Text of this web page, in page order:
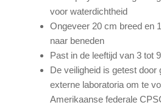
voor waterdichtheid
Ongeveer 20 cm breed en
naar beneden
Past in de leeftijd van 3 tot
De veiligheid is getest door
externe laboratoria om te
Amerikaanse federale